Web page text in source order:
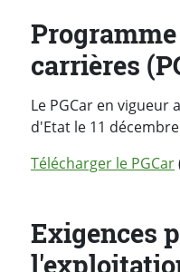
carrières
Le PGCar en vigueur
d'Etat le 11
Télécharger le PGCar
Exigences